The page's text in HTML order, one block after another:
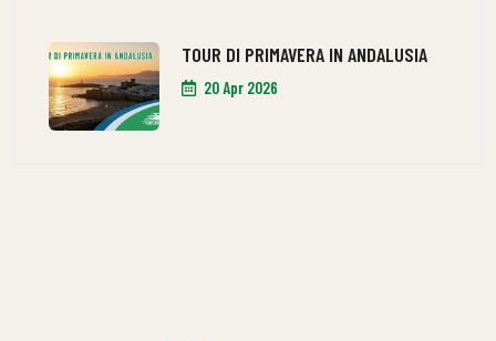
TOUR DI PRIMAVERA IN ANDALUSIA
20 Apr 2026